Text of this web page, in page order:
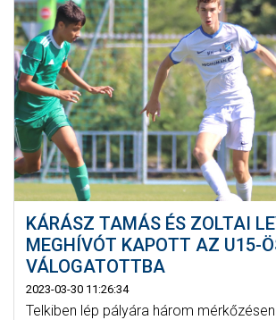
KÁRÁSZ TAMÁS ÉS ZOLTAI
MEGHÍVÓT KAPOTT AZ U15-
VÁLOGATOTTBA
2023-03-30 11:26:34
Telkiben lép pályára három